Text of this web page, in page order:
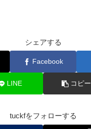
シェアする
Facebook
LINE コピー
tuckfをフォローする